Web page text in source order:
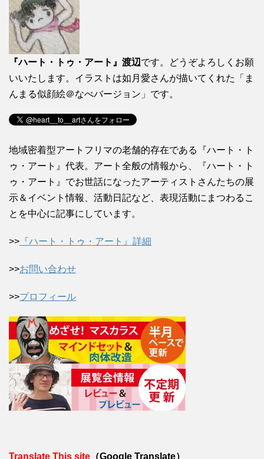
『ハート・トゥ・アート』渡辺です。どうぞよろしくお願
いいたします。イラストは如月愛さんが描いてくれた「ま
んまる似顔絵＠なべバージョン」です。
地域密着型アートフリマの老舗的存在である『ハート・ト
ゥ・アート』代表。アート全般の情報から、『ハート・ト
ゥ・アート』でお世話になったアーティストさんたちの展
示＆イベント情報、活動日記など、表現活動にまつわるこ
とを中心に記事にしています。
>> 『ハート・トゥ・アート』詳細
>>お問い合わせ
>>プロフィール
Translate This site （Google Translate）